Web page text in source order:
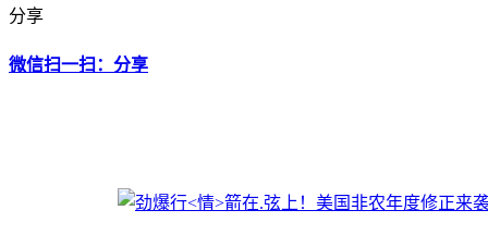
分享
微信扫一扫：分享